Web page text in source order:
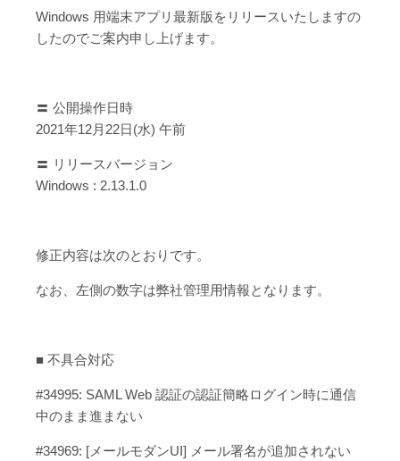
Windows 用端末アプリ最新版をリリースいたしますの
したのでご案内申し上げます。
〓 公開操作日時
2021年12月22日(水) 午前
〓 リリースバージョン
Windows : 2.13.1.0
修正内容は次のとおりです。
なお、左側の数字は弊社管理用情報となります。
■ 不具合対応
#34995: SAML Web 認証の認証簡略ログイン時に通信
中のまま進まない
#34969: [メールモダンUI] メール署名が追加されない